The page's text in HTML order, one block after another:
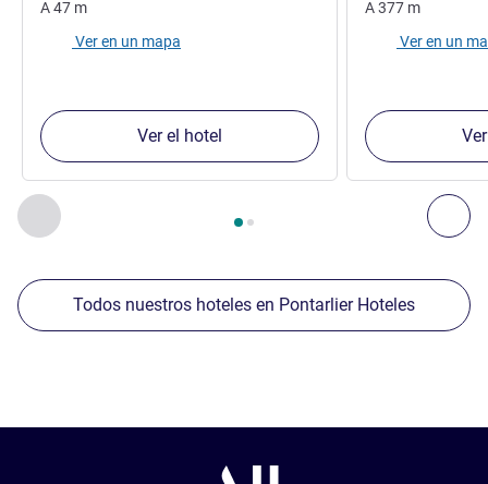
Anterior - Nuestros establecimientos cercanos
Página , Nuestros establecimientos cercanos 1 :,
A47 m
Ver en un mapa
Ver el hotel
A377 m
Ver en un
Todos nuestros hoteles en Pontarlier Hoteles